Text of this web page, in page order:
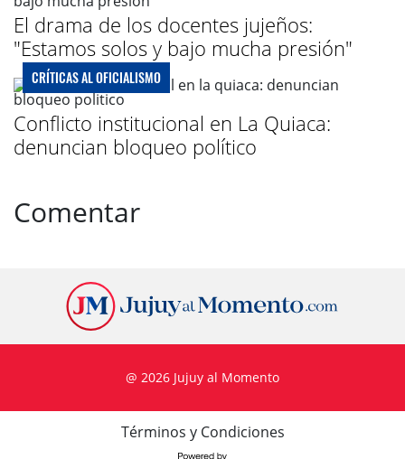
El drama de los docentes jujeños:
"Estamos solos y bajo mucha presión"
CRÍTICAS AL OFICIALISMO
Conflicto institucional en La Quiaca:
denuncian bloqueo político
Comentar
@ 2026 Jujuy al Momento
Términos y Condiciones